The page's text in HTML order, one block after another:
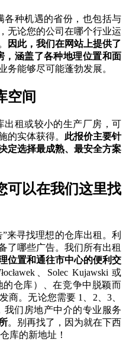
各种机遇的省份，也包括与
无论您的公司在哪个行业运
因此，我们在网站上提供了
，涵盖了各种地理位置和面
务能够尽可能蓬勃发展。
空间
出租或较小的生产厂房，可
的实体获得。 此报价主要针
定选择最成熟、最安全方案
可以在我们这里找
来寻找理想的仓库出租。利
了哪些广告。我们所有出租
位置和通往市中心的便利交
、Solec Kujawski 或
的仓库）、在竞争中脱颖而
商。无论您需要 1、2、3、
我们房地产中介的专业服务
。别再找了，因为就在下西
库的新地址！